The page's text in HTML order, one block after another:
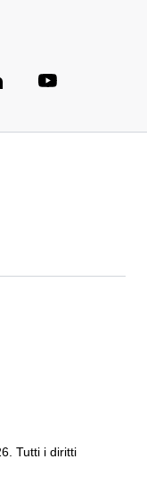
Tutti i diritti